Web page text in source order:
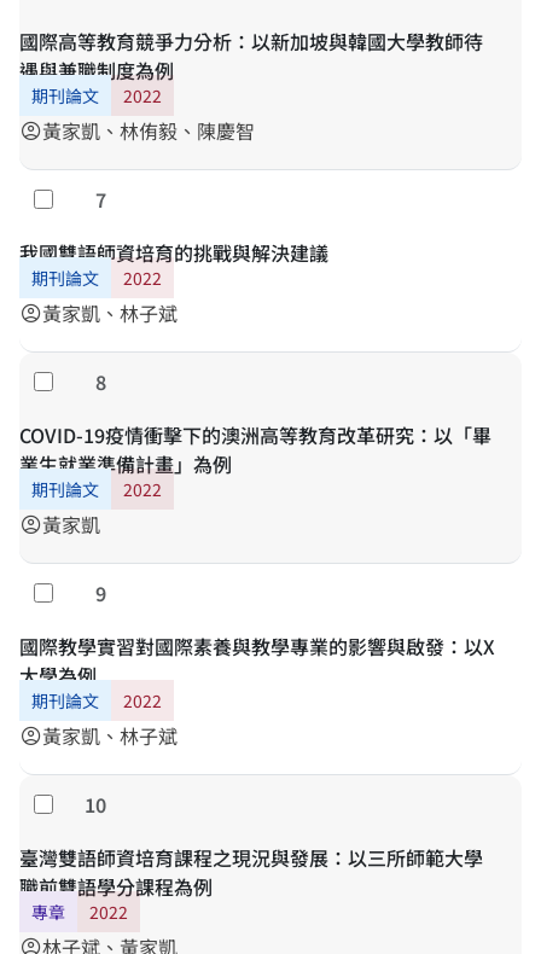
國際高等教育競爭力分析：以新加坡與韓國大學教師待
遇與兼職制度為例
期刊論文 2022
account_circle黃家凱、林侑毅、陳慶智
勾選
7
我國雙語師資培育的挑戰與解決建議
期刊論文 2022
account_circle黃家凱、林子斌
勾選
8
COVID-19疫情衝擊下的澳洲高等教育改革研究：以「畢
業生就業準備計畫」為例
期刊論文 2022
account_circle黃家凱
勾選
9
國際教學實習對國際素養與教學專業的影響與啟發：以X
大學為例
期刊論文 2022
account_circle黃家凱、林子斌
勾選
10
臺灣雙語師資培育課程之現況與發展：以三所師範大學
職前雙語學分課程為例
專章 2022
account_circle林子斌、黃家凱